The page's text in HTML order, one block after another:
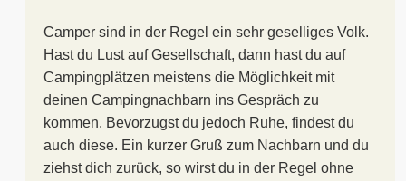
Camper sind in der Regel ein sehr geselliges Volk.
Hast du Lust auf Gesellschaft, dann hast du auf
Campingplätzen meistens die Möglichkeit mit
deinen Campingnachbarn ins Gespräch zu
kommen. Bevorzugst du jedoch Ruhe, findest du
auch diese. Ein kurzer Gruß zum Nachbarn und du
ziehst dich zurück, so wirst du in der Regel ohne